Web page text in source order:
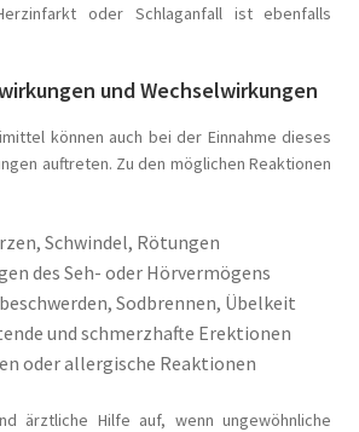
oder Schlaganfall ist ebenfalls
und Wechselwirkungen
können auch bei der Einnahme dieses
auftreten. Zu den möglichen Reaktionen
Schwindel, Rötungen
des Seh- oder Hörvermögens
Sodbrennen, Übelkeit
und schmerzhafte Erektionen
oder allergische Reaktionen
ärztliche Hilfe auf, wenn ungewöhnliche